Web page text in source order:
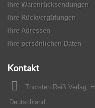
Ihre Warenrücksendungen
Ihre Rückvergütungen
Ihre Adressen
Ihre persönlichen Daten
Kontakt
Thorsten Reiß Verlag,
Deutschland